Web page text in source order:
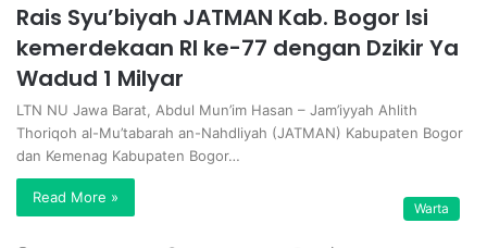
Rais Syu’biyah JATMAN Kab. Bogor Isi
kemerdekaan RI ke-77 dengan Dzikir Ya
Wadud 1 Milyar
LTN NU Jawa Barat, Abdul Mun’im Hasan – Jam’iyyah Ahlith
Thoriqoh al-Mu’tabarah an-Nahdliyah (JATMAN) Kabupaten Bogor
dan Kemenag Kabupaten Bogor…
Read More »
Warta